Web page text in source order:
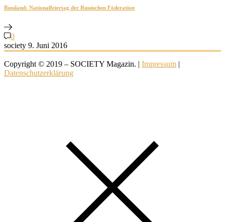
Russland: Nationalfeiertag der Russischen Föderation
0
society 9. Juni 2016
Copyright © 2019 – SOCIETY Magazin. | Impressum |
Datenschutzerklärung